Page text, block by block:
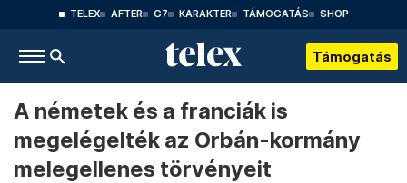
TELEX AFTER G7 KARAKTER TÁMOGATÁS SHOP
Támogatás
A németek és a franciák is
megelégelték az Orbán-kormány
melegellenes törvényeit